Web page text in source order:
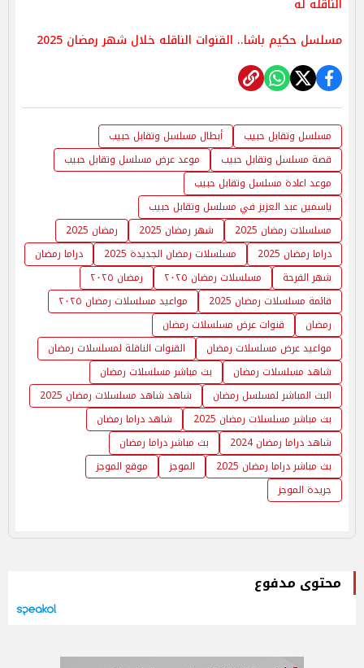
مسلسل حكيم باشا.. القنوات الناقله خلال شهر رمضان 2025
مسلسل وتقابل حبيب
أبطال مسلسل وتقابل حبيب
قصة مسلسل وتقابل حبيب
موعد عرض مسلسل وتقابل حبيب
موعد اعادة مسلسل وتقابل حبيب
ياسمين عبد العزيز في مسلسل وتقابل حبيب
مسلسلات رمضان 2025
شهر رمضان 2025
رمضان 2025
دراما رمضان 2025
مسلسلات رمضان الجديدة 2025
دراما رمضان
شهر الفرحة
مسلسلات رمضان ٢٠٢٥
رمضان ٢٠٢٥
قائمة مسلسلات رمضان 2025
مواعيد مسلسلات رمضان ٢٠٢٥
رمضان
قنوات عرض مسلسلات رمضان
مواعيد عرض مسلسلات رمضان
القنوات الناقلة لمسلسلات رمضان
شاهد مسلسلات رمضان
بث مباشر مسلسلات رمضان
البث المباشر لمسلسل رمضان
شاهد شاهد مسلسلات رمضان 2025
بث مباشر مسلسلات رمضان 2025
شاهد دراما رمضان
شاهد دراما رمضان 2024
بث مباشر دراما رمضان
بث مباشر دراما رمضان 2025
الموجز
موقع الموجز
جريدة الموجز
محتوى مدفوع